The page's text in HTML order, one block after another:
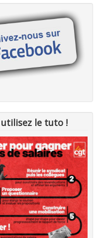
le tuto !